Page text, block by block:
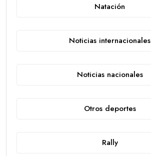
Natación
Noticias internacionales
Noticias nacionales
Otros deportes
Rally